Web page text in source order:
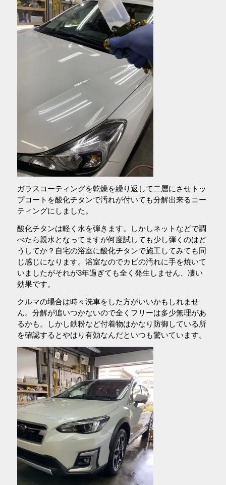
ガラスコーティングを乾燥を繰り返して二層にさせトッ
プコートを酸化チタンで汚れが付いても分解出来るコー
ティングにしました。
酸化チタンは軽く水を弾きます。しかしネットなどで調
べたら親水となってますが何度試しても少し弾くのはど
うしてか？自宅の浴室に酸化チタンで施工してみても同
じ感じになります。浴室なのでカビの汚れに手を焼いて
いましたがそれが3年過ぎても全く発生しません、凄い
効果です。
クルマの場合は時々洗車をした方がいいかもしれませ
ん。分解が追いつかないので全くフリーは多少無理があ
るかも。しかし鉄粉など付着物はかなり防御している所
を確認するとやはり有効なんだといつも驚いています。